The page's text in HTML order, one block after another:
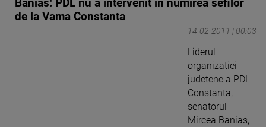
Banias: PDL nu a intervenit in numirea sefilor
de la Vama Constanta
14-02-2011 | 00:03
Liderul
organizatiei
judetene a PDL
Constanta,
senatorul
Mircea Banias,